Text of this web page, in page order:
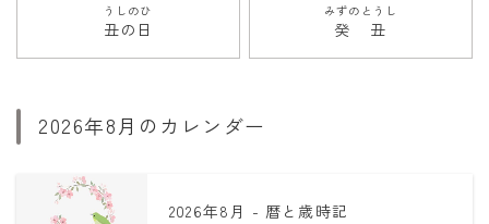
丑の日
うしのひ
癸丑
みずのとうし
2026年8月のカレンダー
2026年8月 - 暦と歳時記